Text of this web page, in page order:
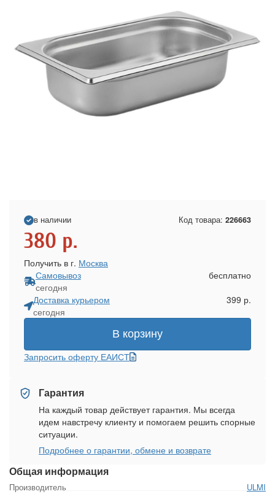
Общая информация
Производитель ULMI
в наличии Код товара: 226663
380 р.
Получить в г. Москва
Самовывоз
сегодня
бесплатно
Доставка курьером
сегодня
399 р.
В корзину
Запросить оферту ЕАИСТ
Гарантия
На каждый товар действует гарантия. Мы всегда
идем навстречу клиенту и помогаем решить спорные
ситуации.
Подробнее о гарантии, обмене и возврате